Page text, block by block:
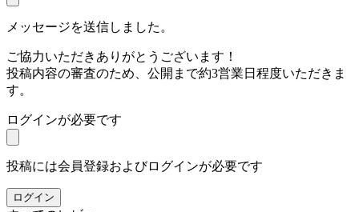
メッセージを送信しました。
ご協力いただきありがとうございます！
投稿内容の審査のため、公開まで約3営業日程度いただきま
す。
ログインが必要です
投稿には会員登録およびログインが必要です
ログイン